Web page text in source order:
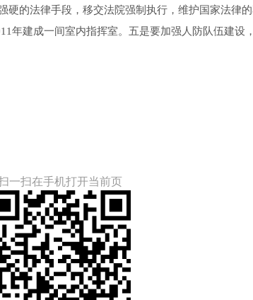
的法律手段，移交法院强制执行，维护国家法律
年建成一间室内指挥室。五是要加强人防队伍建设
一扫在手机打开当前页